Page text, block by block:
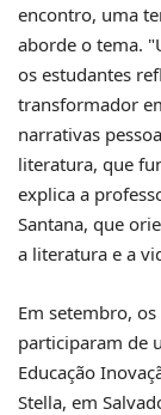
encontro, uma
aborde o tema.
os estudantes
transformador
narrativas
literatura, que
explica a
Santana, que
a literatura e a
Em setembro,
participaram de
Educação
Stella, em